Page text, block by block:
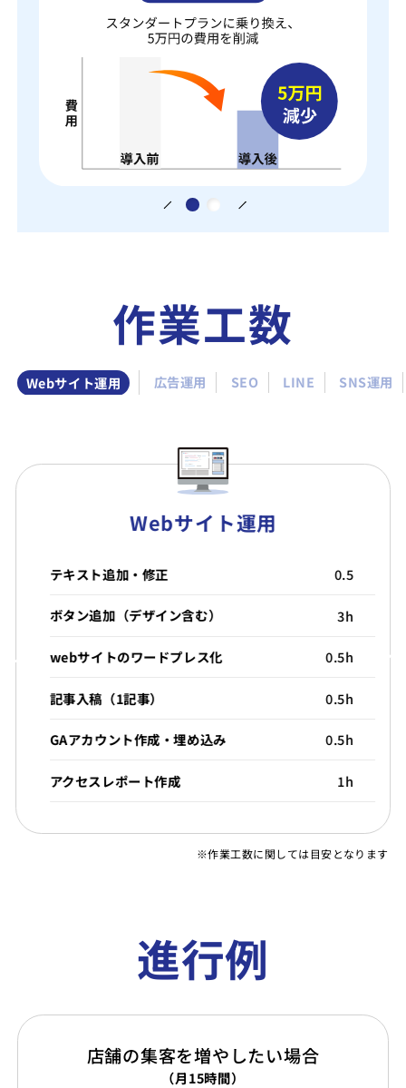
作業工数
Webサイト運用 広告運用 SEO LINE SNS運用
Webサイト運用
テキスト追加・修正 0.5
ボタン追加（デザイン含む） 3h
webサイトのワードプレス化 0.5h
記事入稿（1記事） 0.5h
GAアカウント作成・埋め込み 0.5h
アクセスレポート作成 1h
※作業工数に関しては目安となります
進行例
店舗の集客を増やしたい場合
（月15時間）